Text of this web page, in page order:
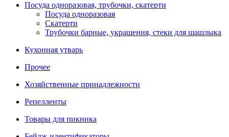
Посуда одноразовая, трубочки, скатерти
Посуда одноразовая
Скатерти
Трубочки барные, украшения, стеки для шашлыка
Кухонная утварь
Прочее
Хозяйственные принадлежности
Репелленты
Товары для пикника